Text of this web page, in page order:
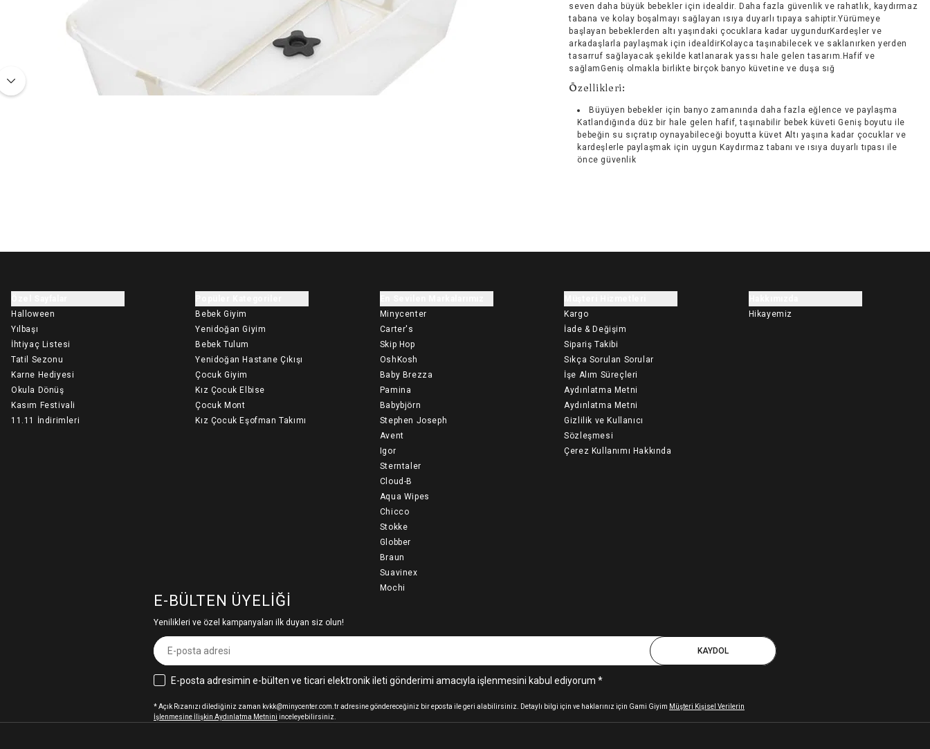
seven daha büyük bebekler için idealdir. Daha fazla güvenlik ve rahatlık, kaydırmaz
tabana ve kolay boşalmayı sağlayan ısıya duyarlı tıpaya sahiptir.Yürümeye
başlayan bebeklerden altı yaşındaki çocuklara kadar uygundurKardeşler ve
arkadaşlarla paylaşmak için idealdirKolayca taşınabilecek ve saklanırken yerden
tasarruf sağlayacak şekilde katlanarak yassı hale gelen tasarım.Hafif ve
sağlamGeniş olmakla birlikte birçok banyo küvetine ve duşa sığ
Özellikleri:
Büyüyen bebekler için banyo zamanında daha fazla eğlence ve paylaşma
Katlandığında düz bir hale gelen hafif, taşınabilir bebek küveti Geniş boyutu ile
bebeğin su sıçratıp oynayabileceği boyutta küvet Altı yaşına kadar çocuklar ve
kardeşlerle paylaşmak için uygun Kaydırmaz tabanı ve ısıya duyarlı tıpası ile
önce güvenlik
Halloween
Yılbaşı
İhtiyaç Listesi
Tatil Sezonu
Karne Hediyesi
Okula Dönüş
Kasım Festivali
11.11 İndirimleri
Bebek Giyim
Yenidoğan Giyim
Bebek Tulum
Yenidoğan Hastane Çıkışı
Çocuk Giyim
Kız Çocuk Elbise
Çocuk Mont
Kız Çocuk Eşofman Takımı
Minycenter
Carter's
Skip Hop
OshKosh
Baby Brezza
Pamina
Babybjörn
Stephen Joseph
Avent
Igor
Sterntaler
Cloud-B
Aqua Wipes
Chicco
Stokke
Globber
Braun
Suavinex
Mochi
Kargo
İade & Değişim
Sipariş Takibi
Sıkça Sorulan Sorular
İşe Alım Süreçleri
Aydınlatma Metni
Aydınlatma Metni
Gizlilik ve Kullanıcı
Sözleşmesi
Çerez Kullanımı Hakkında
Hikayemiz
E-BÜLTEN ÜYELIĞI
Yenilikleri ve özel kampanyaları ilk duyan siz olun!
KAYDOL
E-posta adresimin e-bülten ve ticari elektronik ileti gönderimi amacıyla işlenmesini kabul ediyorum *
* Açık Rızanızı dilediğiniz zaman kvkk@minycenter.com.tr adresine göndereceğiniz bir eposta ile geri alabilirsiniz. Detaylı bilgi için ve haklarınız için Gami Giyim Müşteri Kişisel Verilerin
İşlenmesine İlişkin Aydınlatma Metnini inceleyebilirsiniz.